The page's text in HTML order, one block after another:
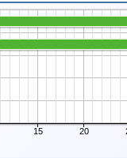
15 20